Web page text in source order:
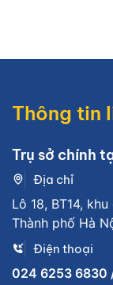
Thông tin
Trụ sở chính
Địa chỉ
Lô 18, BT14,
Thành phố Hà
Điện thoại
024 6253 6830